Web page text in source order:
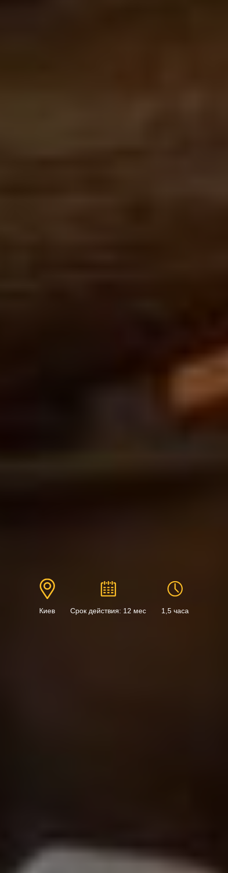
Киев Срок действия: 12 мес 1,5 часа